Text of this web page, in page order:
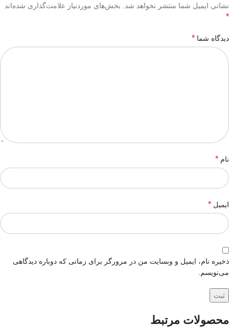
نشانی ایمیل شما منتشر نخواهد شد. بخش‌های موردنیاز علامت‌گذاری شده‌اند
*
دیدگاه شما *
نام *
ایمیل *
ذخیره نام، ایمیل و وبسایت من در مرورگر برای زمانی که دوباره دیدگاهی
می‌نویسم.
محصولات مرتبط